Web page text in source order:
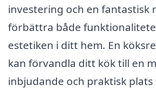
investering och en fantastisk
förbättra både
estetiken i ditt hem. En
kan förvandla ditt kök till en
inbjudande och praktisk